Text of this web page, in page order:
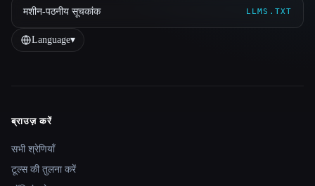
मशीन-पठनीय सूचकांक LLMS.TXT
Language▾
Site navigation
ब्राउज़ करें
सभी श्रेणियाँ
टूल्स की तुलना करें